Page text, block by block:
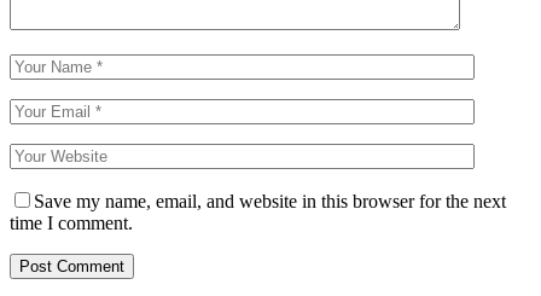
Save my name, email, and website in this browser for the next
time I comment.